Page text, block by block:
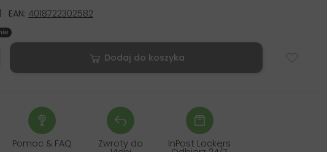
EAN: 4018722302582
Dodaj do koszyka
Pomoc & FAQ Zwroty do InPost Lockers